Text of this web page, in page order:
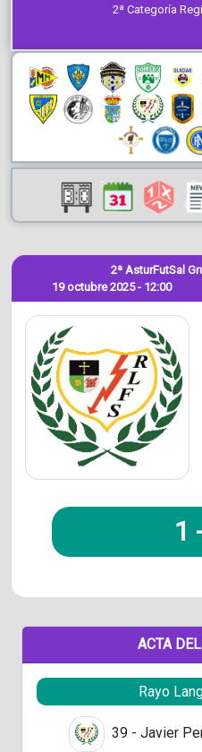
2ª Categoría
19 octubre 2025 - 12:00
2ª AsturFutSal
1
ACTA
Rayo
39 - Javier